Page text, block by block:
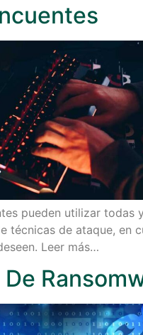
pueden utilizar todas
técnicas de ataque, en
Leer más…